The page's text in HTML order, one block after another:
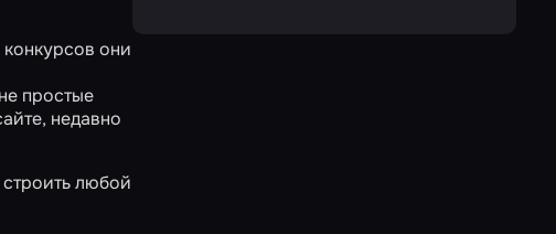
они
простые
недавно
любой